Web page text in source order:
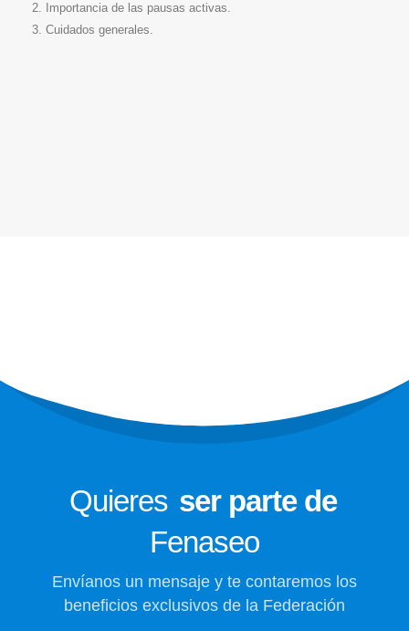
Importancia de las pausas activas.
Cuidados generales.
Quieres ser parte de
Fenaseo
Envíanos un mensaje y te contaremos los
beneficios exclusivos de la Federación
Nuestra Dirección
fenaseo@fenaseo.com.co